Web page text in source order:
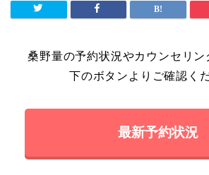
桑野量の予約状況やカウンセリン
下のボタンよりご確認く
最新予約状況